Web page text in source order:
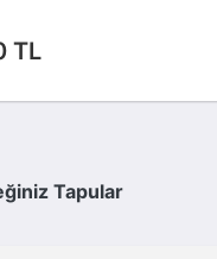
TL
Tapular